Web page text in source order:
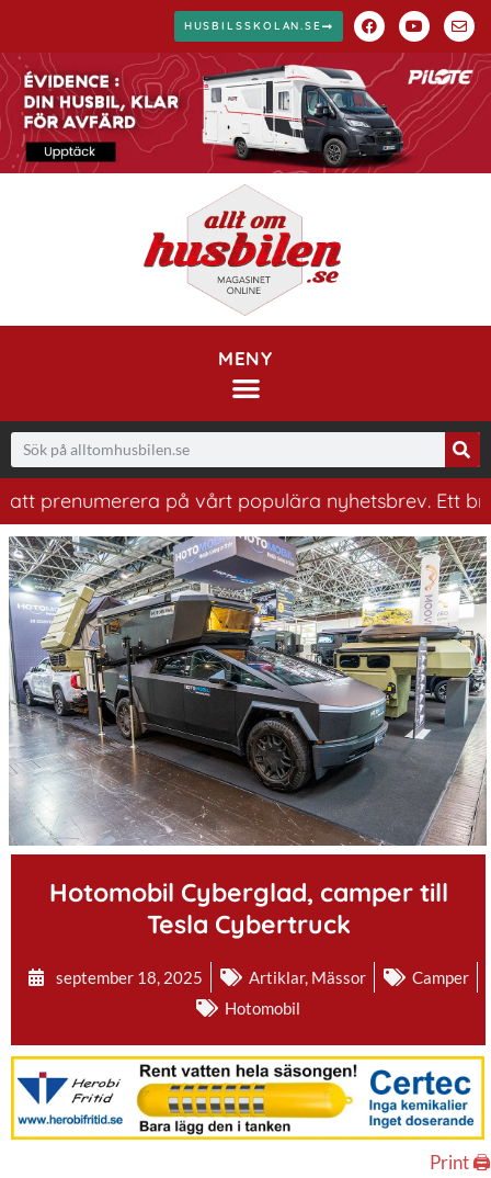
HUSBILSSKOLAN.SE
MENY
på vårt populära nyhetsbrev. Ett bra
.
Hotomobil Cyberglad, camper till
Tesla Cybertruck
september 18, 2025 Artiklar, Mässor
Camper
Hotomobil
Print 🖨